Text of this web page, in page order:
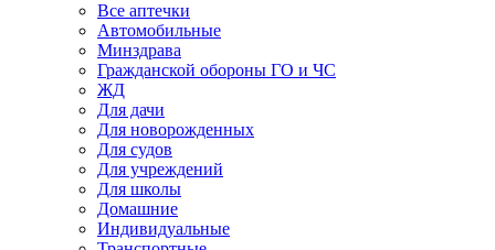
Все аптечки
Автомобильные
Минздрава
Гражданской обороны ГО и ЧС
ЖД
Для дачи
Для новорожденных
Для судов
Для учреждений
Для школы
Домашние
Индивидуальные